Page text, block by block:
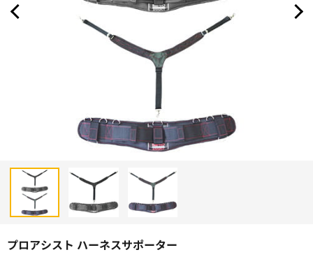
プロアシスト ハーネスサポーター